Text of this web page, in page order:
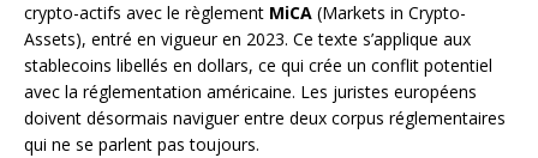
crypto-actifs avec le règlement MiCA (Markets in Crypto-
Assets), entré en vigueur en 2023. Ce texte s’applique aux
stablecoins libellés en dollars, ce qui crée un conflit potentiel
avec la réglementation américaine. Les juristes européens
doivent désormais naviguer entre deux corpus réglementaires
qui ne se parlent pas toujours.